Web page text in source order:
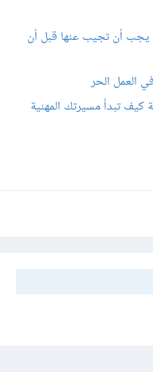
مناسب لي؟ 9 أسئلة يجب أن تجيب عنها قبل أن
العمل الحر
تبدأ مسيرتك المهنية